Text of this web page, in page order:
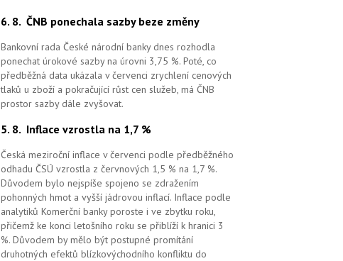
6. 8. ČNB ponechala sazby beze změny
Bankovní rada České národní banky dnes rozhodla
ponechat úrokové sazby na úrovni 3,75 %. Poté, co
předběžná data ukázala v červenci zrychlení cenových
tlaků u zboží a pokračující růst cen služeb, má ČNB
prostor sazby dále zvyšovat.
5. 8. Inflace vzrostla na 1,7 %
Česká meziroční inflace v červenci podle předběžného
odhadu ČSÚ vzrostla z červnových 1,5 % na 1,7 %.
Důvodem bylo nejspíše spojeno se zdražením
pohonných hmot a vyšší jádrovou inflací. Inflace podle
analytiků Komerční banky poroste i ve zbytku roku,
přičemž ke konci letošního roku se přiblíží k hranici 3
%. Důvodem by mělo být postupné promítání
druhotných efektů blízkovýchodního konfliktu do